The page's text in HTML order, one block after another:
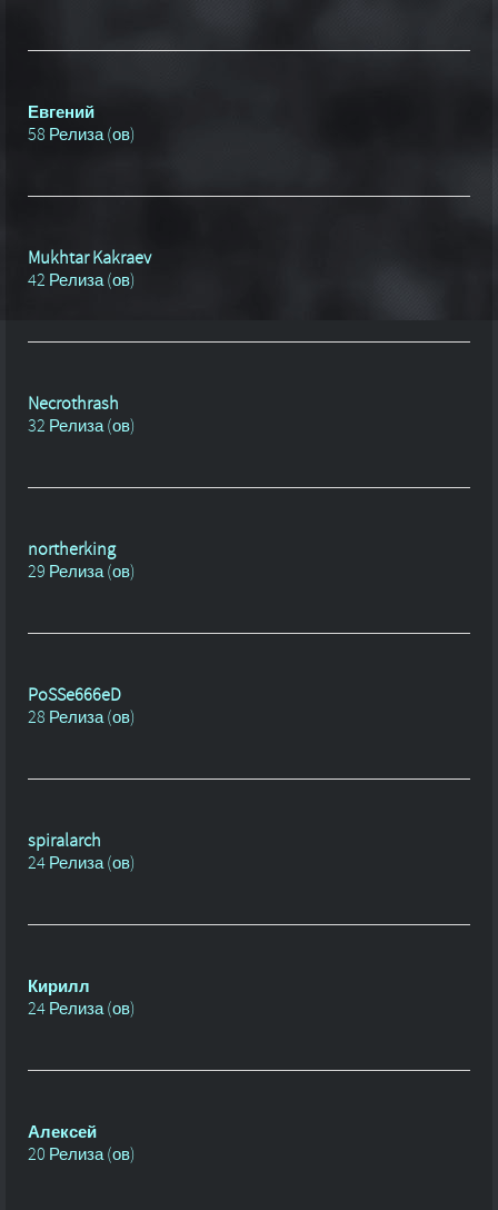
Евгений
58 Релиза (ов)
Mukhtar Kakraev
42 Релиза (ов)
Necrothrash
32 Релиза (ов)
northerking
29 Релиза (ов)
PoSSe666eD
28 Релиза (ов)
spiralarch
24 Релиза (ов)
Кирилл
24 Релиза (ов)
Алексей
20 Релиза (ов)